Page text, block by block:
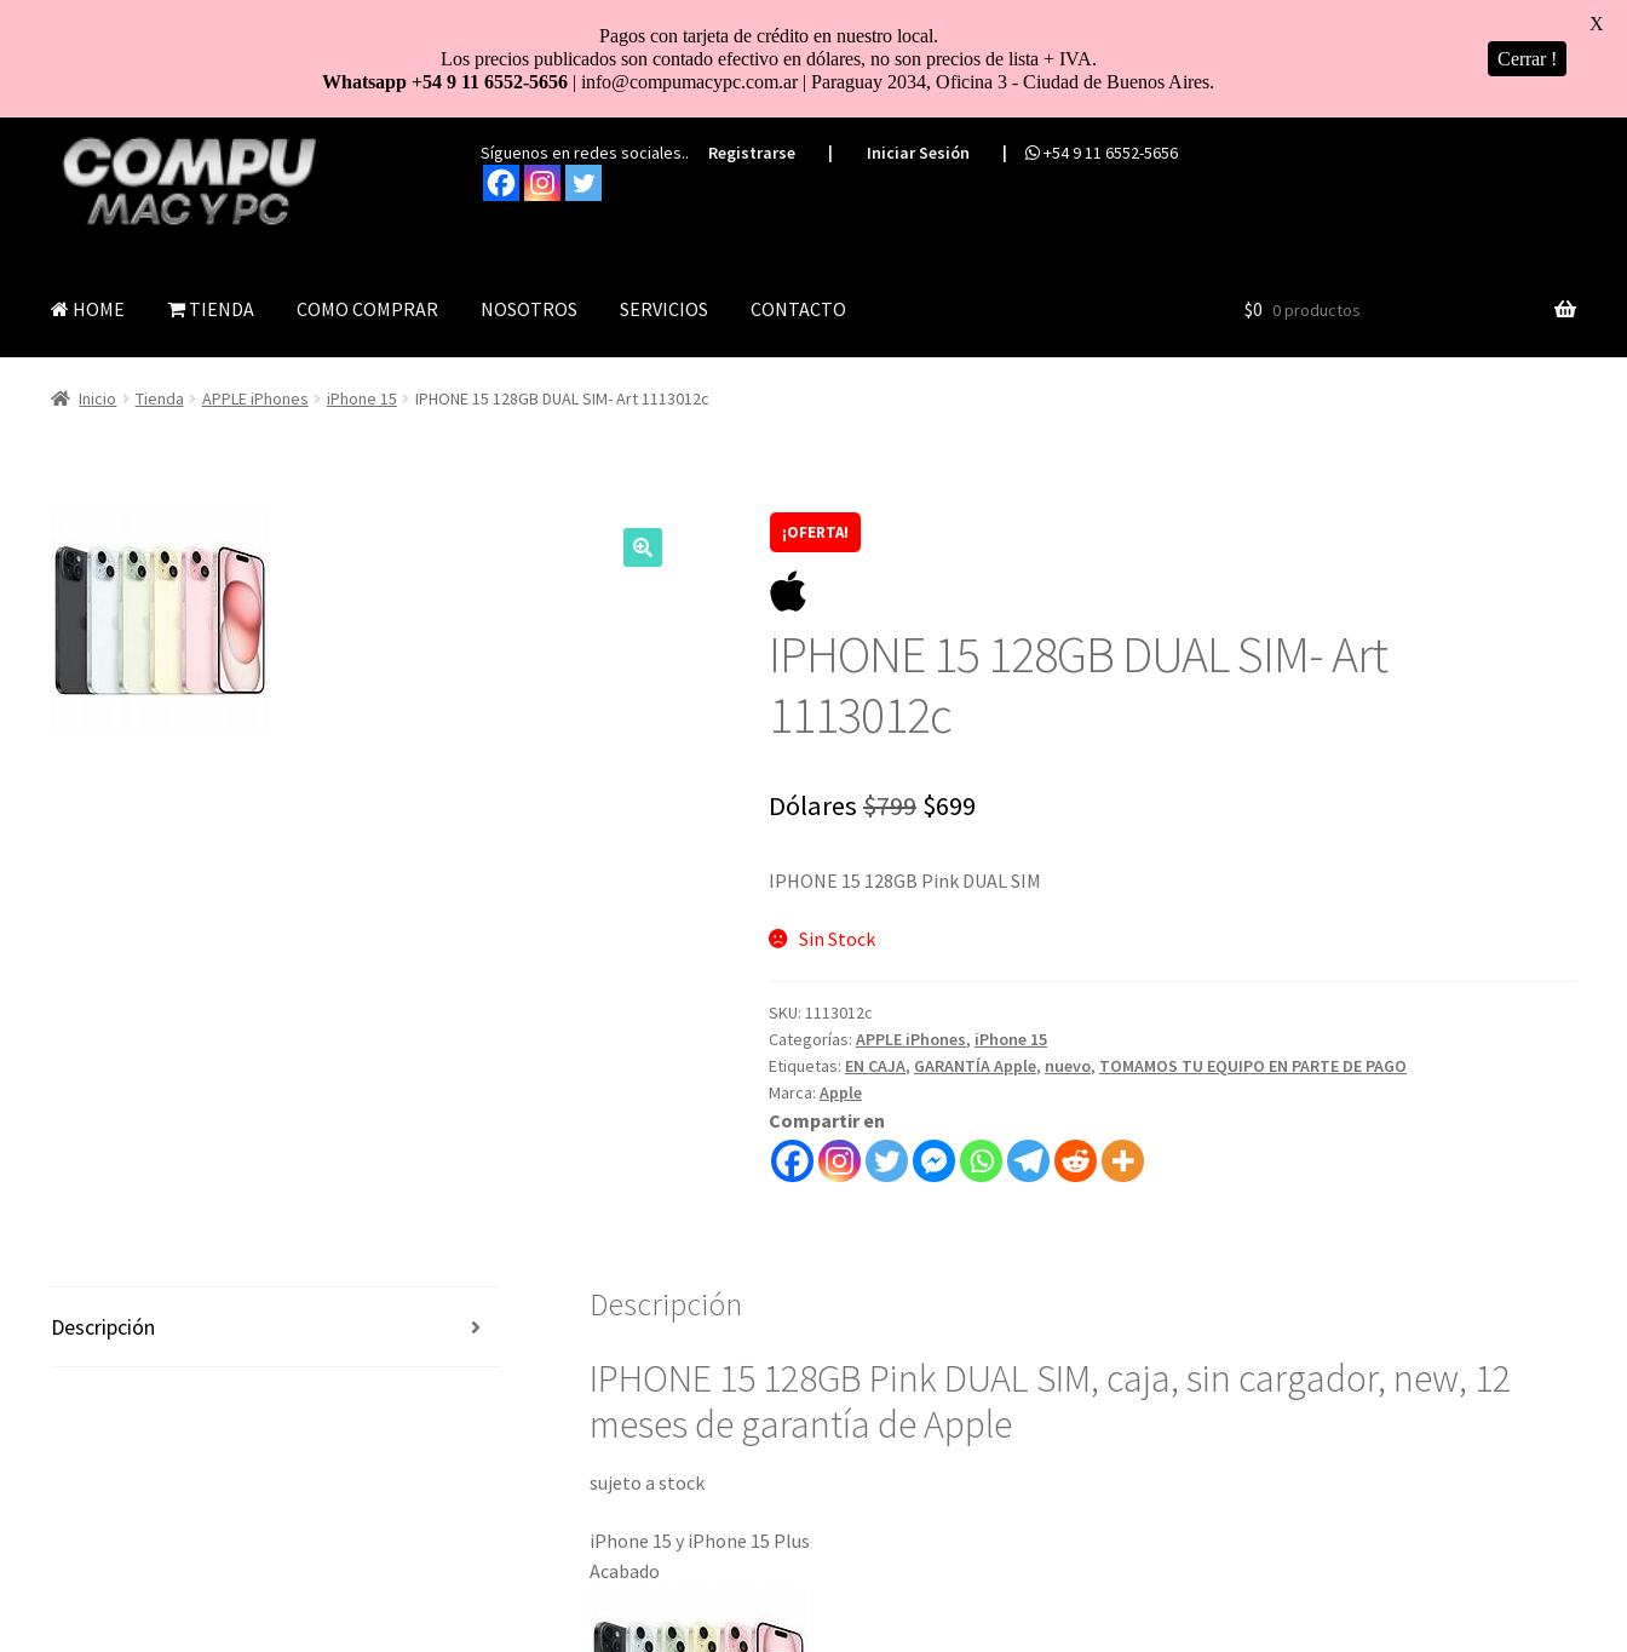
navegación
al
contenido
Síguenos en redes sociales.. Registrarse | Iniciar Sesión | +54 9 11 6552-5656
HOME TIENDA COMO COMPRAR NOSOTROS SERVICIOS CONTACTO $0 0 productos
Inicio Tienda APPLE iPhones iPhone 15 IPHONE 15 128GB DUAL SIM- Art 1113012c
¡OFERTA!
IPHONE 15 128GB DUAL SIM- Art
1113012c
Dólares $799 El
original
$699El
actual
IPHONE 15 128GB Pink DUAL SIM
Sin Stock
SKU: 1113012c
Categorías: APPLE iPhones, iPhone 15
Etiquetas: EN CAJA, GARANTÍA Apple, nuevo, TOMAMOS TU EQUIPO EN PARTE DE PAGO
Marca: Apple
Compartir en
Descripción
Descripción
IPHONE 15 128GB Pink DUAL SIM, caja, sin cargador, new, 12
meses de garantía de Apple
sujeto a stock
iPhone 15 y iPhone 15 Plus
Acabado
Pagos con tarjeta de crédito en nuestro local.
Los precios publicados son contado efectivo en dólares, no son precios de lista + IVA.
Whatsapp +54 9 11 6552-5656 | info@compumacypc.com.ar | Paraguay 2034, Oficina 3 - Ciudad de Buenos Aires.
Cerrar !
X